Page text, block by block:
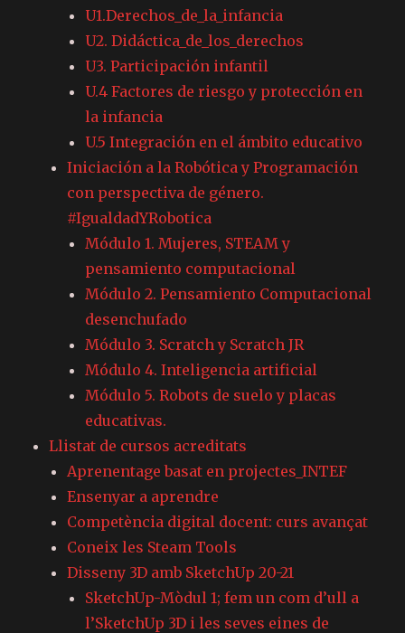
U1.Derechos_de_la_infancia
U2. Didáctica_de_los_derechos
U3. Participación infantil
U.4 Factores de riesgo y protección en
la infancia
U.5 Integración en el ámbito educativo
Iniciación a la Robótica y Programación
con perspectiva de género.
#IgualdadYRobotica
Módulo 1. Mujeres, STEAM y
pensamiento computacional
Módulo 2. Pensamiento Computacional
desenchufado
Módulo 3. Scratch y Scratch JR
Módulo 4. Inteligencia artificial
Módulo 5. Robots de suelo y placas
educativas.
Llistat de cursos acreditats
Aprenentage basat en projectes_INTEF
Ensenyar a aprendre
Competència digital docent: curs avançat
Coneix les Steam Tools
Disseny 3D amb SketchUp 20-21
SketchUp-Mòdul 1; fem un com d’ull a
l’SketchUp 3D i les seves eines de